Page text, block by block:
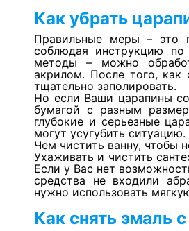
Как убрать
Правильные меры – это
соблюдая инструкцию
методы – можно
акрилом. После того, как
тщательно заполировать.
Но если Ваши царапины
бумагой с разным
глубокие и серьезные
могут усугубить ситуацию.
Чем чистить ванну, чтобы
Ухаживать и чистить
Если у Вас нет
средства не входили
нужно использовать
Как снять эмаль